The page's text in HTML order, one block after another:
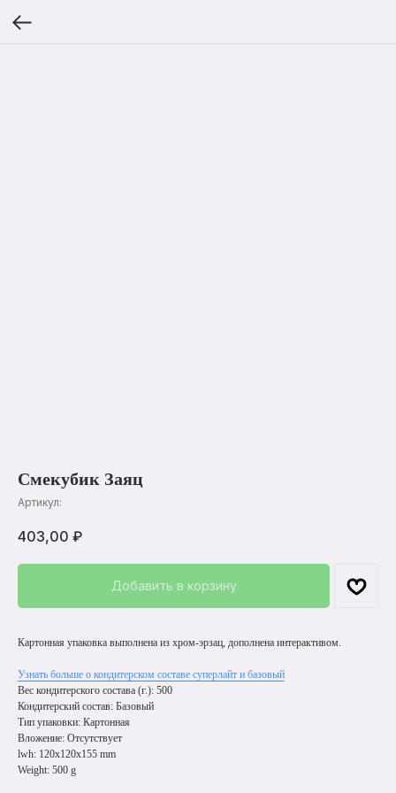
Смекубик Заяц
Артикул:
403,00 ₽
Добавить в корзину
Картонная упаковка выполнена из хром-эрзац, дополнена интерактивом.
Узнать больше о кондитерском составе суперлайт и базовый
Вес кондитерского состава (г.): 500
Кондитерский состав: Базовый
Тип упаковки: Картонная
Вложение: Отсутствует
lwh: 120x120x155 mm
Weight: 500 g